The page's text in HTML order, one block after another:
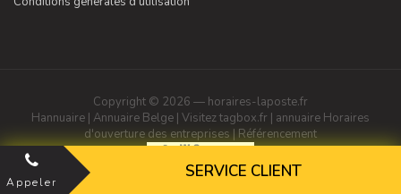
Copyright © 2026 — horaires-laposte.fr
Hannuaire | Annuaire Belge | Visitez tagbox.fr | annuaire Horaires
d'ouverture des entreprises | Référencement
Appeler
SERVICE CLIENT